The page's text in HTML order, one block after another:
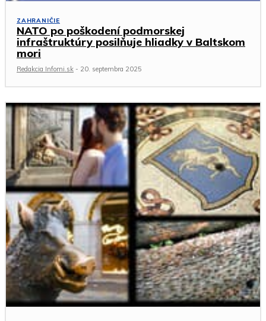
ZAHRANIČIE
NATO po poškodení podmorskej
infraštruktúry posilňuje hliadky v Baltskom
mori
Redakcia Infomi.sk - 20. septembra 2025